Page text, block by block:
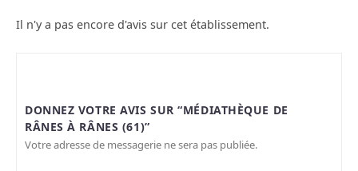
Il n'y a pas encore d'avis sur cet établissement.
DONNEZ VOTRE AVIS SUR “MÉDIATHÈQUE DE
RÂNES À RÂNES (61)”
Votre adresse de messagerie ne sera pas publiée.